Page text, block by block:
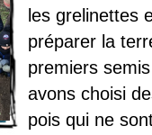
les grelinettes
préparer la
premiers
avons choisi
pois qui ne